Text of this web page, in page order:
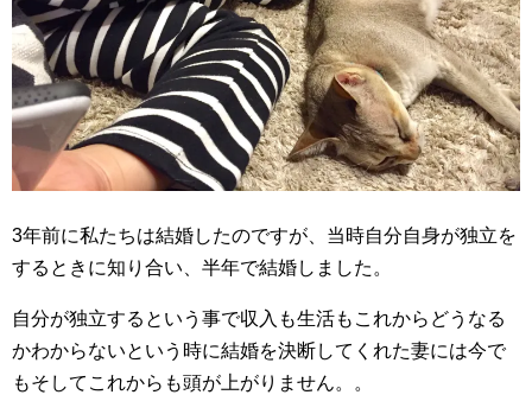
3年前に私たちは結婚したのですが、当時自分自身が独立を
するときに知り合い、半年で結婚しました。
自分が独立するという事で収入も生活もこれからどうなる
かわからないという時に結婚を決断してくれた妻には今で
もそしてこれからも頭が上がりません。。